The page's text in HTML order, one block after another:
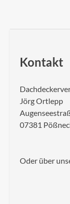
Kontakt
Jörg Ortlepp
07381
Oder über